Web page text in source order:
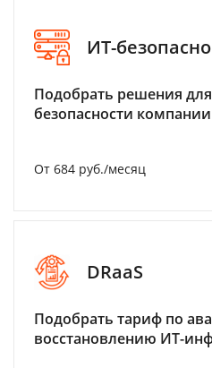
ИТ-
Подобрать решения
безопасности компании
От 684 руб./месяц
DRaaS
Подобрать тариф по
восстановлению ИТ-